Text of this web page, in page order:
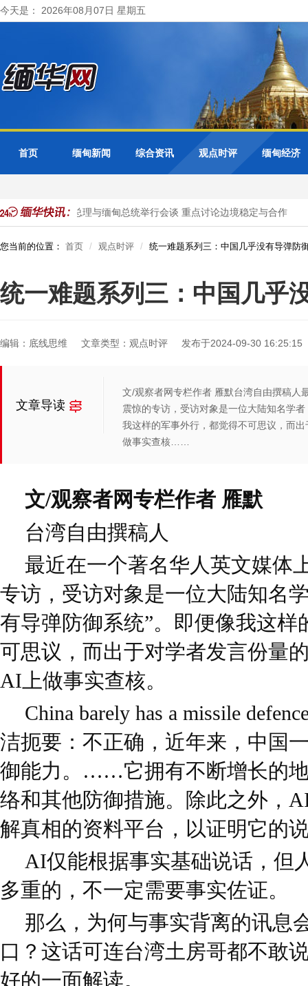
今天是： 2026年08月07日 星期五
首页 缅甸新闻 综合资讯 观点时评 缅甸经济
泰国总理与缅甸总统举行会谈 重点讨论边境稳定与合作
您当前的位置： 首页 观点时评 统一难题系列三：中国几乎没有导弹防
统一难题系列三：中国几乎
编辑：底线思维 文章类型：观点时评 发布于2024-09-30 16:25:15
文章导读
文/观察者网专栏作者 雁默台湾自由撰稿人
震惊的专访，受访对象是一位大陆知名学
我这样的军事外行，都觉得不可思议，而
做事实查核……
文/观察者网专栏作者 雁默
台湾自由撰稿人
最近在一个著名华人英文媒体
专访，受访对象是一位大陆知名
有导弹防御系统”。即便像我这样
可思议，而出于对学者发言份量
AI上做事实查核。
China barely has a missile
洁扼要：不正确，近年来，中国
御能力。……它拥有不断增长的
络和其他防御措施。除此之外，
解真相的资料平台，以证明它的
AI仅能根据事实基础说话，但
多重的，不一定需要事实佐证。
那么，为何与事实背离的讯息
口？这话可连台湾土房哥都不敢
好的一面解读。